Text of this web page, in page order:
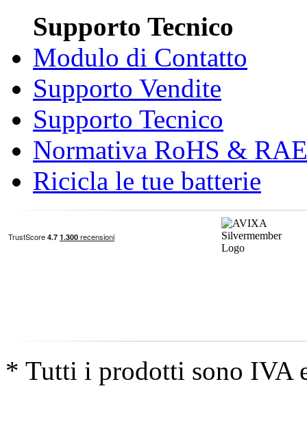
Supporto Tecnico
Modulo di Contatto
Supporto Vendite
Supporto Tecnico
Normativa RoHS &
Ricicla le tue batterie
* Tutti i prodotti sono IVA